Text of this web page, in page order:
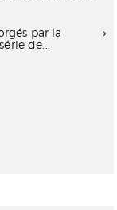
par la
de...